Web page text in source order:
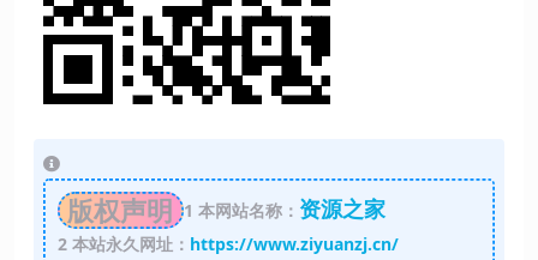
版权声明 1 本网站名称： 资源之家
2本站永久网址： https://www.ziyuanzj.cn/